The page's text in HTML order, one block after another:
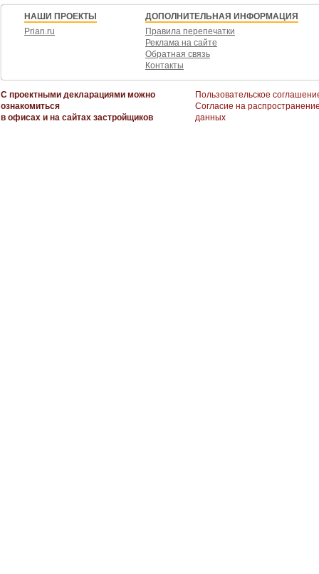
НАШИ ПРОЕКТЫ
Prian.ru
ДОПОЛНИТЕЛЬНАЯ ИНФОРМАЦИЯ
Правила перепечатки
Реклама на сайте
Обратная связь
Контакты
С проектными декларациями можно
ознакомиться
в офисах и на сайтах застройщиков
Пользовательское
Согласие на
данных